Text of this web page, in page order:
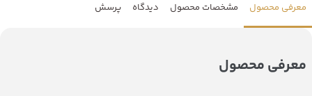
معرفی محصول مشخصات محصول دیدگاه پرسش
معرفی محصول